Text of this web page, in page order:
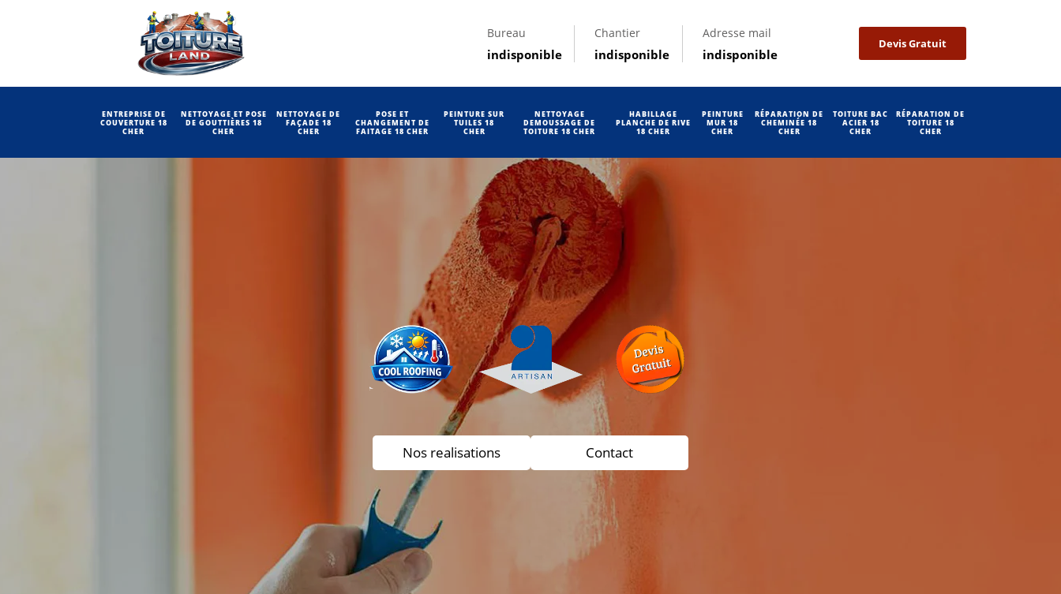
Bureau
indisponible
Chantier
indisponible
Adresse mail
indisponible
Devis Gratuit
ENTREPRISE DE
COUVERTURE 18
CHER
NETTOYAGE ET POSE
DE GOUTTIÈRES 18
CHER
NETTOYAGE DE
FAÇADE 18
CHER
POSE ET
CHANGEMENT DE
FAITAGE 18 CHER
PEINTURE SUR
TUILES 18
CHER
NETTOYAGE
DEMOUSSAGE DE
TOITURE 18 CHER
HABILLAGE
PLANCHE DE RIVE
18 CHER
PEINTURE
MUR 18
CHER
RÉPARATION DE
CHEMINÉE 18
CHER
TOITURE BAC
ACIER 18
CHER
RÉPARATION DE
TOITURE 18
CHER
Nos realisations Contact